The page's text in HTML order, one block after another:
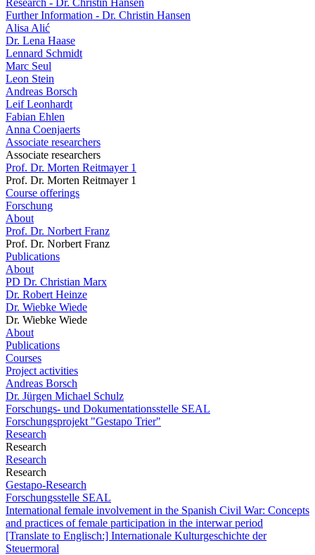
Research - Dr. Christin Hansen
Further Information - Dr. Christin Hansen
Alisa Alić
Dr. Lena Haase
Lennard Schmidt
Marc Seul
Leon Stein
Andreas Borsch
Leif Leonhardt
Fabian Ehlen
Anna Coenjaerts
Associate researchers
Associate researchers
Prof. Dr. Morten Reitmayer 1
Prof. Dr. Morten Reitmayer 1
Course offerings
Forschung
About
Prof. Dr. Norbert Franz
Prof. Dr. Norbert Franz
Publications
About
PD Dr. Christian Marx
Dr. Robert Heinze
Dr. Wiebke Wiede
Dr. Wiebke Wiede
About
Publications
Courses
Project activities
Andreas Borsch
Dr. Jürgen Michael Schulz
Forschungs- und Dokumentationsstelle SEAL
Forschungsprojekt "Gestapo Trier"
Research
Research
Research
Research
Gestapo-Research
Forschungsstelle SEAL
International female involvement in the Spanish Civil War: Concepts
and practices of female participation in the interwar period
[Translate to Englisch:] Internationale Kulturgeschichte der
Steuermoral